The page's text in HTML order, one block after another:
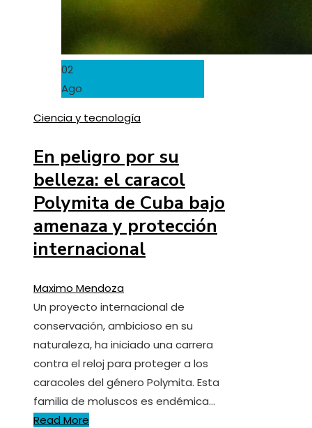
02
Ago
Ciencia y tecnología
En peligro por su
belleza: el caracol
Polymita de Cuba bajo
amenaza y protección
internacional
Maximo Mendoza
Un proyecto internacional de
conservación, ambicioso en su
naturaleza, ha iniciado una carrera
contra el reloj para proteger a los
caracoles del género Polymita. Esta
familia de moluscos es endémica…
Read More